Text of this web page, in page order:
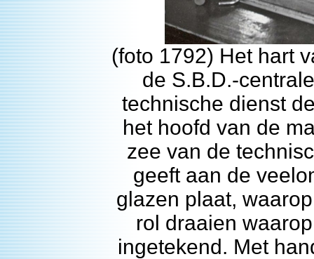
(foto 1792) Het hart
de S.B.D.-
technische dienst
het hoofd van de
zee van de
geeft aan de
glazen plaat,
rol draaien
ingetekend. Met